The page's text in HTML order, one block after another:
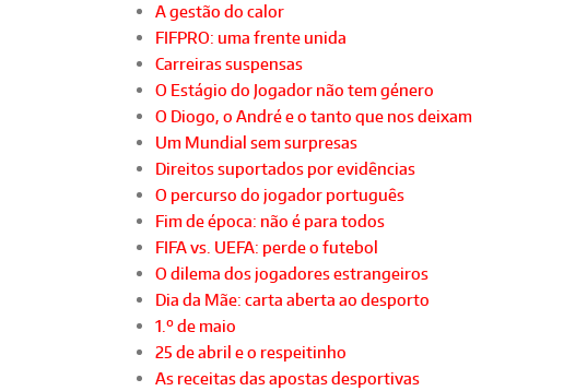
A gestão do calor
FIFPRO: uma frente unida
Carreiras suspensas
O Estágio do Jogador não tem género
O Diogo, o André e o tanto que nos deixam
Um Mundial sem surpresas
Direitos suportados por evidências
O percurso do jogador português
Fim de época: não é para todos
FIFA vs. UEFA: perde o futebol
O dilema dos jogadores estrangeiros
Dia da Mãe: carta aberta ao desporto
1.º de maio
25 de abril e o respeitinho
As receitas das apostas desportivas